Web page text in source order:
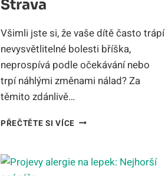
Strava
Všimli jste si, že vaše dítě často trápí
nevysvětlitelné bolesti bříška,
neprospívá podle očekávání nebo
trpí náhlými změnami nálad? Za
těmito zdánlivě…
PŘEČTĚTE SI VÍCEALERGIE
DĚTÍ: